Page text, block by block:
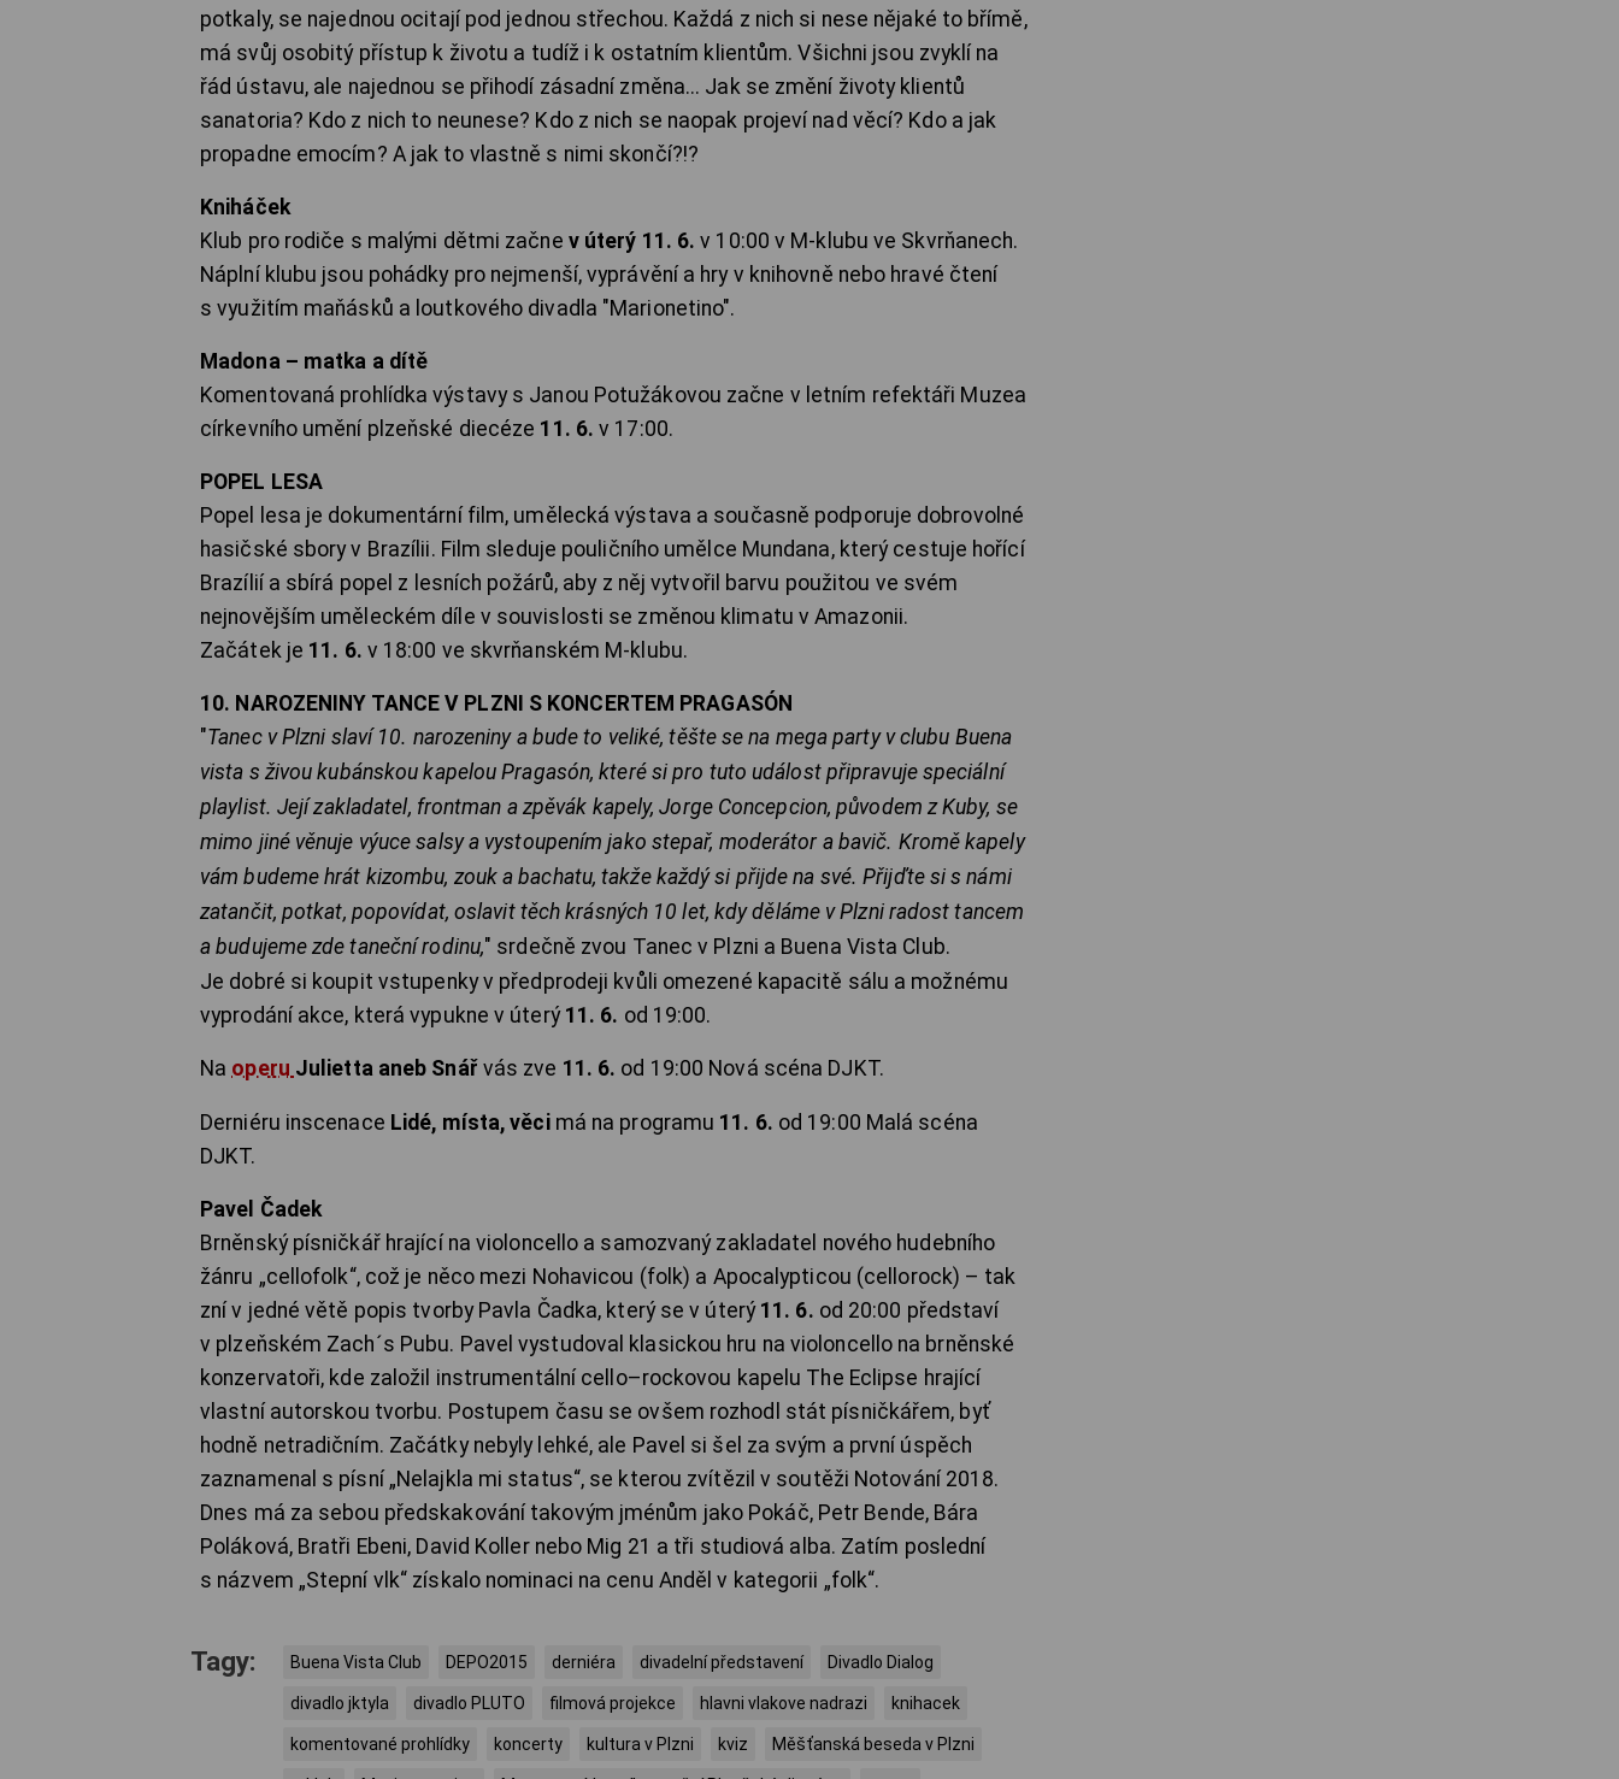
potkaly, se najednou ocitají pod jednou střechou. Každá z nich si nese nějaké to břímě,
má svůj osobitý přístup k životu a tudíž i k ostatním klientům. Všichni jsou zvyklí na
řád ústavu, ale najednou se přihodí zásadní změna... Jak se změní životy klientů
sanatoria? Kdo z nich to neunese? Kdo z nich se naopak projeví nad věcí? Kdo a jak
propadne emocím? A jak to vlastně s nimi skončí?!?
Kniháček
Klub pro rodiče s malými dětmi začne v úterý 11. 6. v 10:00 v M-klubu ve Skvrňanech.
Náplní klubu jsou pohádky pro nejmenší, vyprávění a hry v knihovně nebo hravé čtení
s využitím maňásků a loutkového divadla "Marionetino".
Madona – matka a dítě
Komentovaná prohlídka výstavy s Janou Potužákovou začne v letním refektáři Muzea
církevního umění plzeňské diecéze 11. 6. v 17:00.
POPEL LESA
Popel lesa je dokumentární film, umělecká výstava a současně podporuje dobrovolné
hasičské sbory v Brazílii. Film sleduje pouličního umělce Mundana, který cestuje hořící
Brazílií a sbírá popel z lesních požárů, aby z něj vytvořil barvu použitou ve svém
nejnovějším uměleckém díle v souvislosti se změnou klimatu v Amazonii.
Začátek je 11. 6. v 18:00 ve skvrňanském M-klubu.
10. NAROZENINY TANCE V PLZNI S KONCERTEM PRAGASÓN
"Tanec v Plzni slaví 10. narozeniny a bude to veliké, těšte se na mega party v clubu Buena
vista s živou kubánskou kapelou Pragasón, které si pro tuto událost připravuje speciální
playlist. Její zakladatel, frontman a zpěvák kapely, Jorge Concepcion, původem z Kuby, se
mimo jiné věnuje výuce salsy a vystoupením jako stepař, moderátor a bavič. Kromě kapely
vám budeme hrát kizombu, zouk a bachatu, takže každý si přijde na své. Přijďte si s námi
zatančit, potkat, popovídat, oslavit těch krásných 10 let, kdy děláme v Plzni radost tancem
a budujeme zde taneční rodinu," srdečně zvou Tanec v Plzni a Buena Vista Club.
Je dobré si koupit vstupenky v předprodeji kvůli omezené kapacitě sálu a možnému
vyprodání akce, která vypukne v úterý 11. 6. od 19:00.
Na operu Julietta aneb Snář vás zve 11. 6. od 19:00 Nová scéna DJKT.
Derniéru inscenace Lidé, místa, věcimá na programu 11. 6. od 19:00 Malá scéna
DJKT.
Pavel Čadek
Brněnský písničkář hrající na violoncello a samozvaný zakladatel nového hudebního
žánru „cellofolk“, což je něco mezi Nohavicou (folk) a Apocalypticou (cellorock) – tak
zní v jedné větě popis tvorby Pavla Čadka, který se v úterý 11. 6. od 20:00 představí
v plzeňském Zach´s Pubu. Pavel vystudoval klasickou hru na violoncello na brněnské
konzervatoři, kde založil instrumentální cello–rockovou kapelu The Eclipse hrající
vlastní autorskou tvorbu. Postupem času se ovšem rozhodl stát písničkářem, byť
hodně netradičním. Začátky nebyly lehké, ale Pavel si šel za svým a první úspěch
zaznamenal s písní „Nelajkla mi status“, se kterou zvítězil v soutěži Notování 2018.
Dnes má za sebou předskakování takovým jménům jako Pokáč, Petr Bende, Bára
Poláková, Bratři Ebeni, David Koller nebo Mig 21 a tři studiová alba. Zatím poslední
s názvem „Stepní vlk“ získalo nominaci na cenu Anděl v kategorii „folk“.
Tagy: Buena Vista Club DEPO2015 derniéra divadelní představení Divadlo Dialog
divadlo jktyla divadlo PLUTO filmová projekce hlavni vlakove nadrazi knihacek
komentované prohlídky koncerty kultura v Plzni kviz Měšťanská beseda v Plzni